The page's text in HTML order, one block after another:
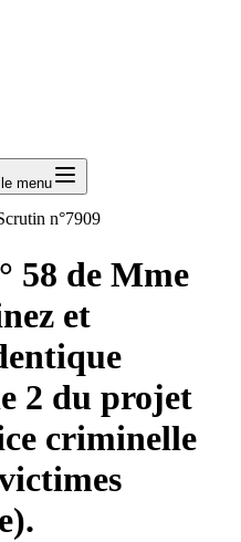
menu
n°7909
58 de Mme
et
2 du projet
criminelle